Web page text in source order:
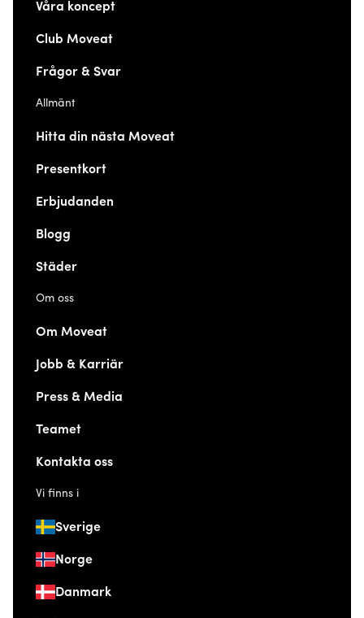
Våra koncept
Club Moveat
Frågor & Svar
Allmänt
Hitta din nästa Moveat
Presentkort
Erbjudanden
Blogg
Städer
Om oss
Om Moveat
Jobb & Karriär
Press & Media
Teamet
Kontakta oss
Vi finns i
Sverige
Norge
Danmark